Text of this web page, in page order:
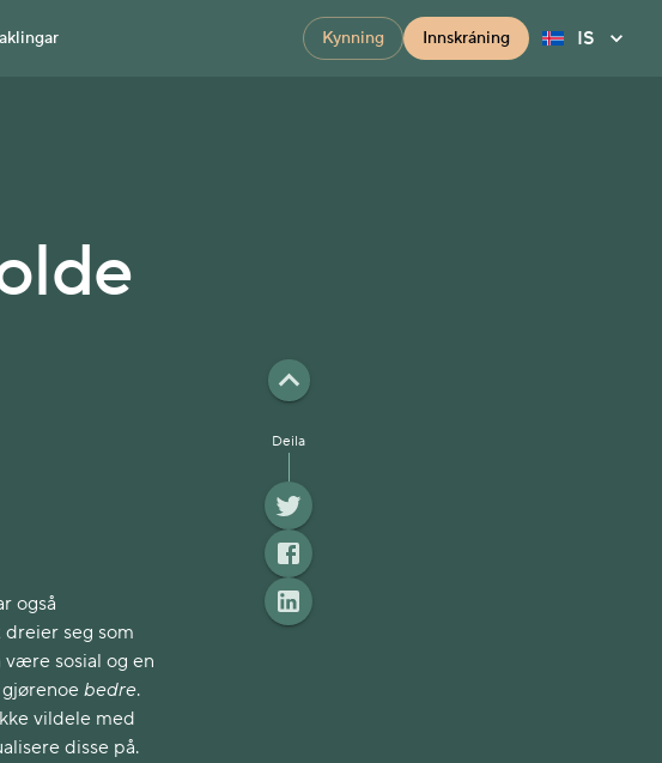
Kynning Innskráning IS
også
seg som
sosial og en
bedre.
vildele med
disse på.
Deila